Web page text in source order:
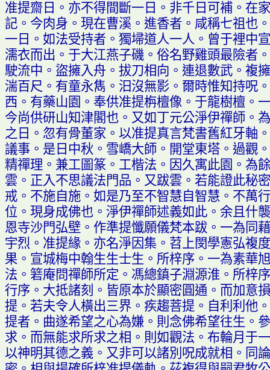
准提齋日 。 亦不得間斷一日 。 非千日可補。 在
記。 今肉身 。 現在曹溪 。 進香者。 咸稱七祖也。
一日 。 如法受持者。 獨埽道人一人 。 曾于裡中
濡衣而出 。 于大江燕子磯。 俗名野雞頭最險者。
駛流中 。 盜擁入舟。 拔刀相向 。 連退數武。 複
湍百尺 。 有童永雋 。 汩沒無影。 爾時惟知持呪。
西 。 有藥山園 。 奉供准提栴檀像。 于龍樹檀。
今尚供研山知津閣也。 又如丁元公淨伊禪師 。
之日 。 忽有骨董家 。 以准提真言梵書舊紅牙軸 。
議事。 是日中秋 。 雪嶠大師 。 開堂東塔。 過觀。
精禪理 。 兼工圖篆 。 工楷法 。 因久寓此園 。 為
雲。 正入不思議法門品 。 又跋雲。 若能證此秘
戒。 不施自施。 如是乃至不智慧自智慧。 不萬
位 。 現身成佛也。 淨伊禪師述義如此。 余且什
恩寺沙門弘壁。 作準提懺願儀梵本跋。 一為同
宇烈 。 准提緣。 亦名淨因集。 苕上閔學憲弘複度
果 。 宣城梅中翰生生士生 。 所梓序。 一為素華
法 。箬庵問禪師所定 。 馮總鎮子淵源淮。 所梓序
行序。 大抵諸刻 。 皆原本於顯密圓通 。 而加意
提 。 若夫令人橫出三界。 疾趨菩提 。 自利利他。
提者。 曲遂希望之心為嫌。 則念佛希望往生 。
求。 而無能求所求之相 。 則如觀法 。 布輪月于
以神明其德之義。 又非可以諸別 呪成就相 。 同